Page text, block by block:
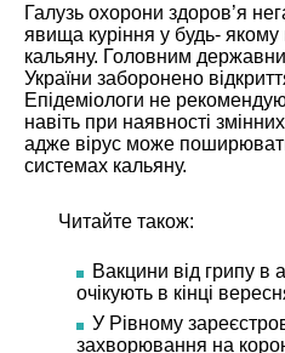
Галузь охорони здоров’я
явища куріння у будь- якому
кальяну. Головним
України заборонено
Епідеміологи не
навіть при наявності
адже вірус може
системах кальяну.
Читайте також:
Вакцини від грипу в
очікують в кінці
У Рівному
захворювання на